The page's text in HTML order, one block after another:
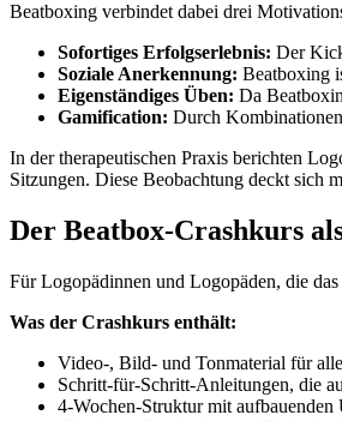
Beatboxing verbindet dabei drei
Sofortiges Erfolgserlebnis: Der
Soziale Anerkennung: Beatboxing
Eigenständiges Üben: Da
Gamification: Durch
In der therapeutischen Praxis berichten
Sitzungen. Diese Beobachtung deckt sich
Der Beatbox-Crashkurs
Für Logopädinnen und Logopäden, die
Was der Crashkurs enthält:
Video-, Bild- und Tonmaterial für
Schritt-für-Schritt-Anleitungen, die
4-Wochen-Struktur mit aufbauenden